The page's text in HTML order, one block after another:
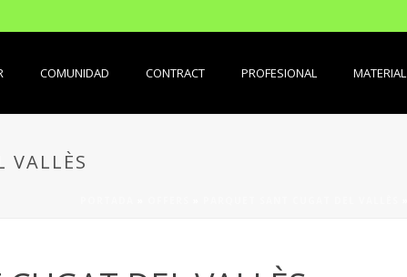
COMUNIDAD CONTRACT PROFESIONAL MATERIAL
VALLÈS